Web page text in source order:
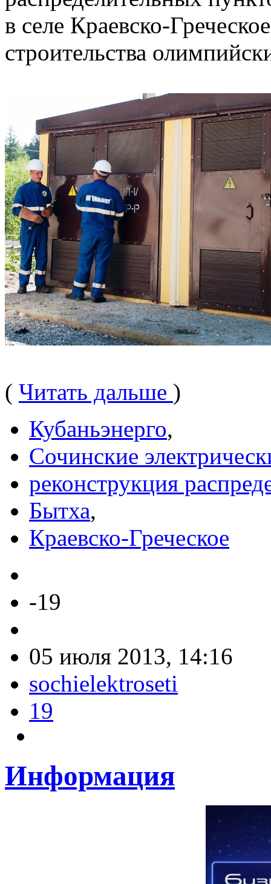
в селе Краевско-
строительства
( Читать дальше )
Кубаньэнерго,
Сочинские
реконструкция
Бытха,
Краевско-Греческое
-19
05 июля 2013, 14:16
sochielektroseti
19
Информация